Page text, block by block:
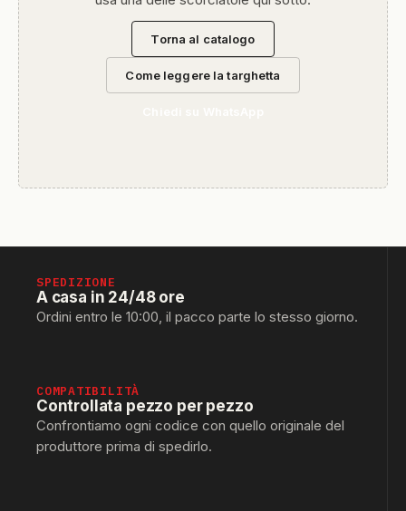
Torna al catalogo
Come leggere la targhetta
SPEDIZIONE
A casa in 24/48 ore
Ordini entro le 10:00, il pacco parte lo stesso giorno.
COMPATIBILITÀ
Controllata pezzo per pezzo
Confrontiamo ogni codice con quello originale del
produttore prima di spedirlo.